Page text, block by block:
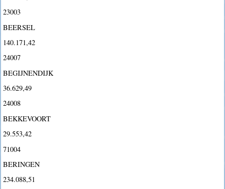
23003
BEERSEL
140.171,42
24007
BEGIJNENDIJK
36.629,49
24008
BEKKEVOORT
29.553,42
71004
BERINGEN
234.088,51